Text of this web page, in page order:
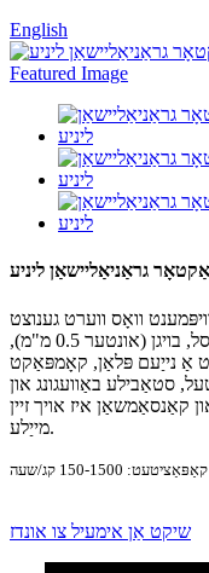
English
גראַניאַליישאַן ליניע
וואָס ווערט גענוצט
פֿאַר ריסייקלינג אָפּפאַל פּלאַסטיק פילם, ביסל, בויגן (אונטער 0.5 מ"מ),
אַ נייַעם פּלאַן, קאָמפּאַקט
סטאַבילע באַוועגונג און
קאַנסאַמשאַן איז אויך זיין
מייַלע.
קאַפּאַציטעט: 150-1500 קג/שעה
שיקט אַן אימעיל צו אונדז